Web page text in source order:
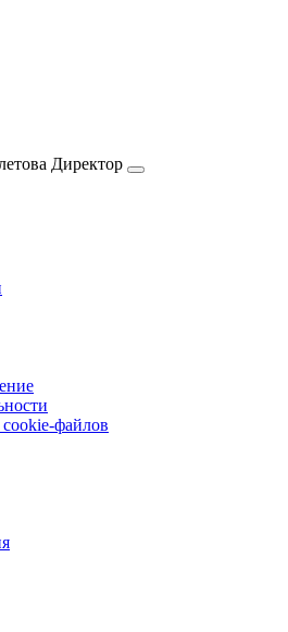
Директор
файлов